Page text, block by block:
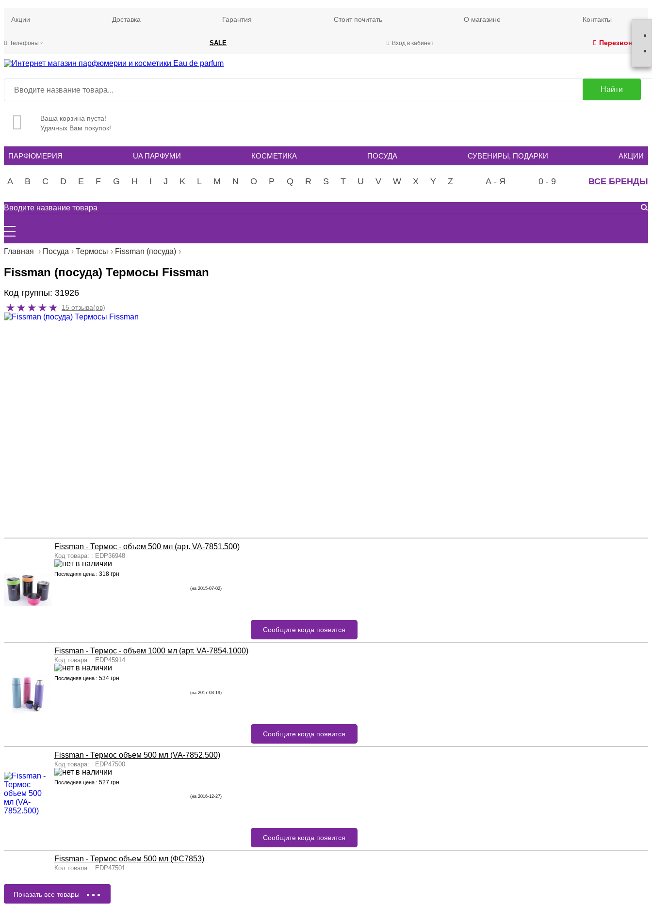
Акции Доставка Гарантия Стоит почитать О магазине Контакты
Телефоны SALE Вход в кабинет Перезвонить
Найти
Ваша корзина пуста!
Удачных Вам покупок!
ПАРФЮМЕРИЯ UA ПАРФУМИ КОСМЕТИКА ПОСУДА СУВЕНИРЫ, ПОДАРКИ АКЦИИ
A B C D E F G H I J K L M N O P Q R S T U V W X Y Z А - Я 0 - 9 ВСЕ БРЕНДЫ
Главная Посуда Термосы Fissman (посуда)
Fissman (посуда) Термосы Fissman
Код группы: 31926
15 отзыва(ов)
Fissman - Термос - объем 500 мл (арт. VA-7851.500)
Код товара: : EDP36948
Последняя цена : 318 грн
(на 2015-07-02)
Сообщите когда появится
Fissman - Термос - объем 1000 мл (арт. VA-7854.1000)
Код товара: : EDP45914
Последняя цена : 534 грн
(на 2017-03-19)
Сообщите когда появится
Fissman - Термос объем 500 мл (VA-7852.500)
Код товара: : EDP47500
Последняя цена : 527 грн
(на 2016-12-27)
Сообщите когда появится
Fissman - Термос объем 500 мл (ФС7853)
Код товара: : EDP47501
161 грн
Показать все товары